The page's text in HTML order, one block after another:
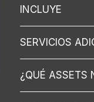
INCLUYE
Configuración
Desarrollo de
Montaje y
SERVICIOS
Locación.
Desarrollo de
¿QUÉ ASSETS